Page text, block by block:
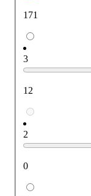
171
3
12
2
0